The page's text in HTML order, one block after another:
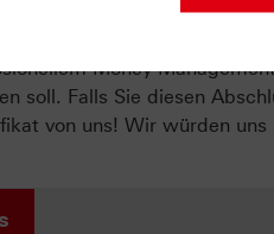
wissen müssen – von den
Money
soll. Falls Sie diesen
von uns! Wir würden uns